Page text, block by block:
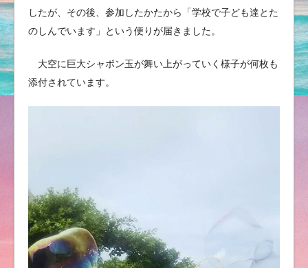
したが、その後、参加したかたから「学校で子ども達とた
のしんでいます」という便りが届きました。
大空に巨大シャボン玉が舞い上がっていく様子が何枚も
添付されています。